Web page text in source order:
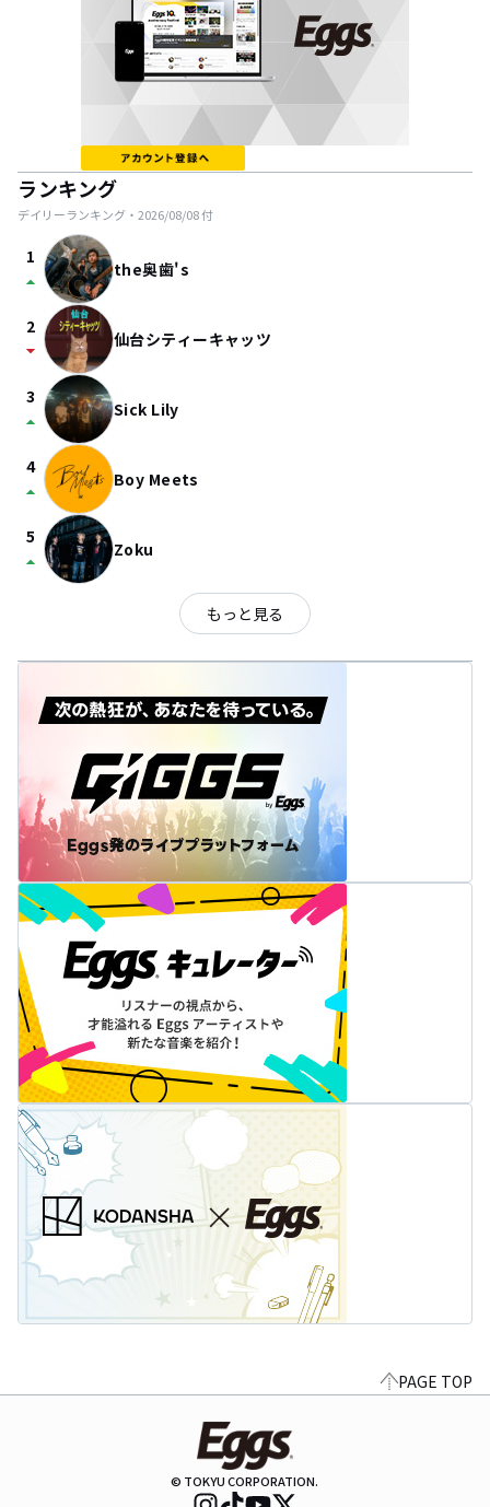
ランキング
デイリーランキング・ 2026/08/08付
1
arrow_drop_up the奥歯's
2
arrow_drop_down 仙台シティーキャッツ
3
arrow_drop_up Sick Lily
4
arrow_drop_up Boy Meets
5
arrow_drop_up Zoku
もっと見る
PAGE TOP
© TOKYU CORPORATION.